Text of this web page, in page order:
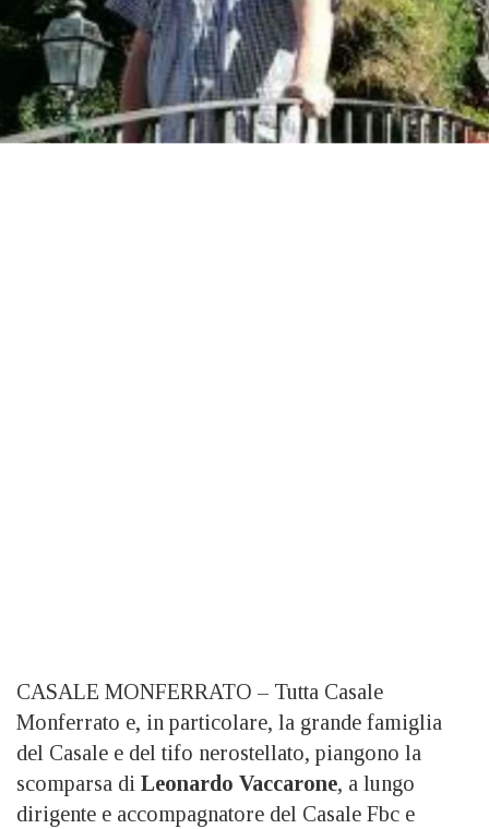
CASALE MONFERRATO – Tutta Casale
Monferrato e, in particolare, la grande famiglia
del Casale e del tifo nerostellato, piangono la
scomparsa di Leonardo Vaccarone, a lungo
dirigente e accompagnatore del Casale Fbc e